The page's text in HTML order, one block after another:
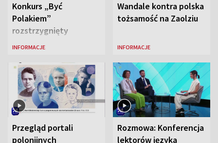
Konkurs „Być
Polakiem”
rozstrzygnięty
INFORMACJE
Wandale kontra polska
tożsamość na Zaolziu
INFORMACJE
Przegląd portali
polonijnych
Rozmowa: Konferencja
lektorów języka